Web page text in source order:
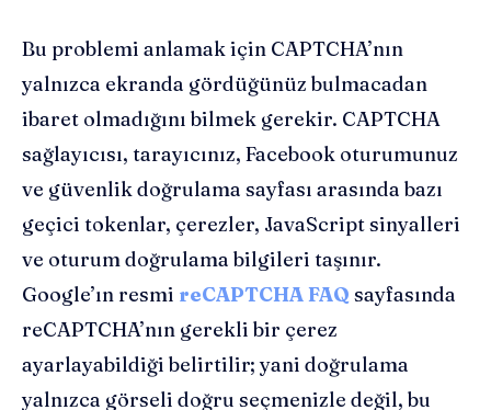
Bu problemi anlamak için CAPTCHA’nın
yalnızca ekranda gördüğünüz bulmacadan
ibaret olmadığını bilmek gerekir. CAPTCHA
sağlayıcısı, tarayıcınız, Facebook oturumunuz
ve güvenlik doğrulama sayfası arasında bazı
geçici tokenlar, çerezler, JavaScript sinyalleri
ve oturum doğrulama bilgileri taşınır.
Google’ın resmi reCAPTCHA FAQ sayfasında
reCAPTCHA’nın gerekli bir çerez
ayarlayabildiği belirtilir; yani doğrulama
yalnızca görseli doğru seçmenizle değil, bu